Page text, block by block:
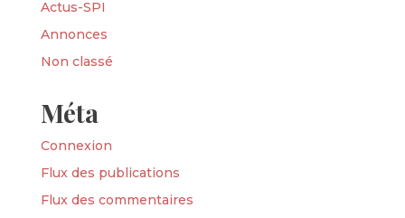
Actus-SPI
Annonces
Non classé
Méta
Connexion
Flux des publications
Flux des commentaires